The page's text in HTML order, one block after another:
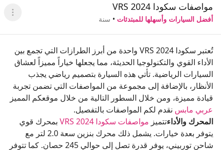
مواصفات سكودا VRS 2024
أفضل السيارات وأسهلها للمبتدئات • سنة عرض
تُعتبر سكودا VRS 2024 واحدة من أبرز الطرازات التي تجمع بين
الأداء القوي والتكنولوجيا الحديثة، مما يجعلها خياراً مميزاً لعشاق
السيارات الرياضية. تأتي هذه السيارة بتصميم رياضي يجذب
الأنظار، بالإضافة إلى مجموعة من المواصفات التي تضمن تجربة
قيادة مميزة، ومن خلال السطور التالية من خلال موقعكم المميز
عربي مابس نقدم لكم المواصفات بالتفصيل.
المحرك والأداءتتميز مواصفات سكودا VRS 2024
بمحرك قوي
يتوفر بعدة خيارات. يشمل ذلك محرك بنزين سعة 2.0 لتر مع
شاحن توربيني، يوفر قدرة تصل إلى حوالي 245 حصان. كما تتوفر